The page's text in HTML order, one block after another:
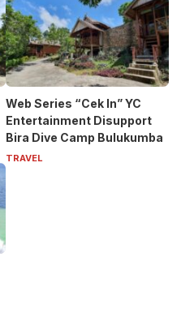
Web Series “Cek In” YC
Entertainment Disupport
Bira Dive Camp Bulukumba
TRAVEL